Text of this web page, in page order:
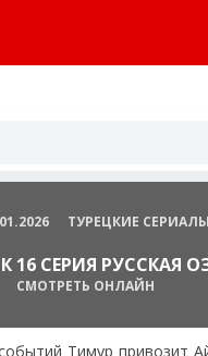
ТУРЕЦКИЕ СЕРИАЛЫ
16 СЕРИЯ РУССКАЯ
СМОТРЕТЬ ОНЛАЙН
Тимур привозит